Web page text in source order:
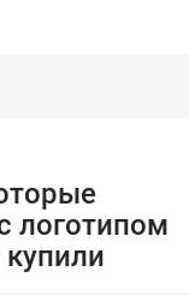
логотипом